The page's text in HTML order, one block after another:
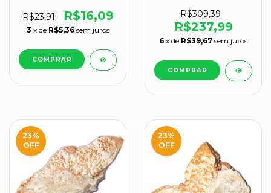
R$23,91
R$16,09
3 x de R$5,36 sem juros
R$309,39
R$237,99
6 x de R$39,67 sem juros
23%
OFF
23%
OFF